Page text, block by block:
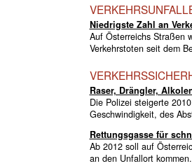
Niedrigste Zahl an
Auf Österreichs Straßen
Verkehrstoten seit dem
Raser, Drängler,
Die Polizei steigerte
Geschwindigkeit, des
Rettungsgasse für
Ab 2012 soll auf
an den Unfallort kommen.